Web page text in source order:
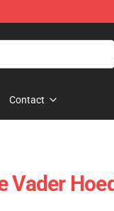
Contact
Vader